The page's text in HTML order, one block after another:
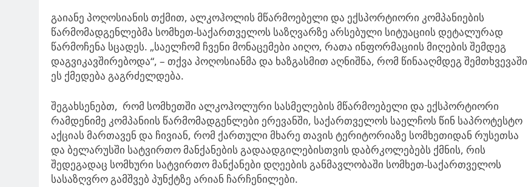
გაიანე პოღოსიანის თქმით, ალკოჰოლის მწარმოებელი და ექსპორტიორი კომპანიების
წარმომადგენლებმა სომხეთ-საქართველოს საზღვარზე არსებული სიტუაციის დეტალურად
წარმოჩენა სცადეს. „საელჩომ ჩვენი მონაცემები აიღო, რათა ინფორმაციის მიღების შემდეგ
დაგვიკავშირებოდა“, – თქვა პოღოსიანმა და ხაზგასმით აღნიშნა, რომ წინააღმდეგ შემთხვევაში
ეს ქმედება გაგრძელდება.
შეგახსენებთ, რომ სომხეთში ალკოჰოლური სასმელების მწარმოებელი და ექსპორტიორი
რამდენიმე კომპანიის წარმომადგენლები ერევანში, საქართველოს საელჩოს წინ საპროტესტო
აქციას მართავენ და ჩივიან, რომ ქართული მხარე თავის ტერიტორიაზე სომხეთიდან რუსეთსა
და ბელარუსში სატვირთო მანქანების გადაადგილებისთვის დაბრკოლებებს ქმნის, რის
შედეგადაც სომხური სატვირთო მანქანები დღეების განმავლობაში სომხეთ-საქართველოს
სასაზღვრო გამშვებ პუნქტზე არიან ჩარჩენილები.